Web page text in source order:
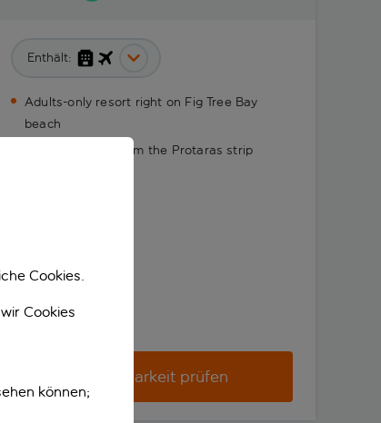
Enthält:
Adults-only resort right on Fig Tree Bay
beach
10-minute walk from the Protaras strip
Verfügbarkeit prüfen
Cookies.
Cookies
können;